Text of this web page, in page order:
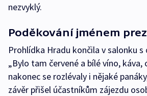
nezvyklý.
Poděkování jménem
Prohlídka Hradu končila v salonku
„Bylo tam červené a bílé víno, káva,
nakonec se rozlévaly i nějaké
závěr přišel účastníkům zájezdu